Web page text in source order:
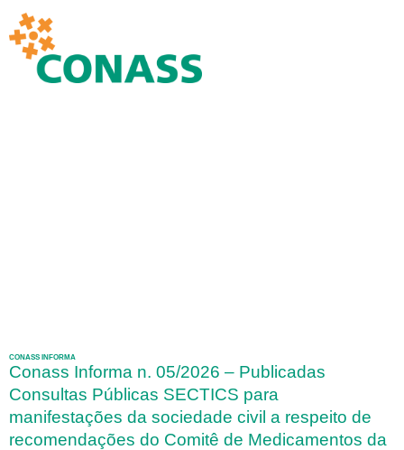
CONASS INFORMA
Conass Informa n. 05/2026 – Publicadas
Consultas Públicas SECTICS para
manifestações da sociedade civil a respeito de
recomendações do Comitê de Medicamentos da